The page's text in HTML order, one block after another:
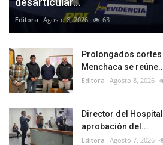
Editora Agosto 8, 2026 63
Prolongados
Menchaca se
Editora Agosto 8, 2026
Director del
aprobación del...
Editora Agosto 7, 2026